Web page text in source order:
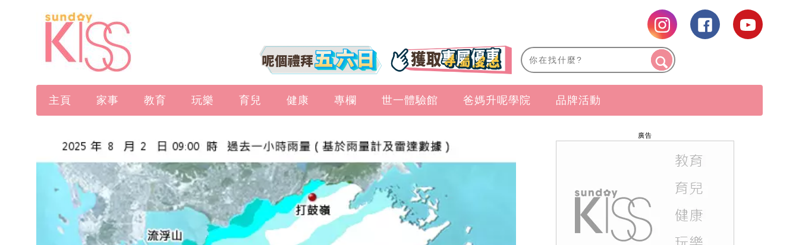
主頁 家事 教育 玩樂 育兒 健康 專欄 世一體驗館 爸媽升呢學院 品牌活動
廣告